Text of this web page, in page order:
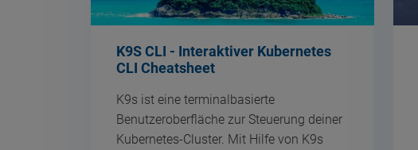
K9S CLI - Interaktiver Kubernetes
CLI Cheatsheet
K9s ist eine terminalbasierte
Benutzeroberfläche zur Steuerung deiner
Kubernetes-Cluster. Mit Hilfe von K9s